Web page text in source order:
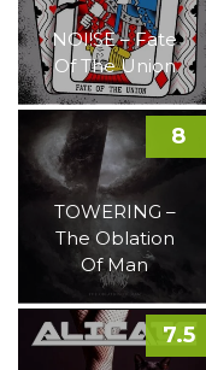
NOI!SE – Fate
Of The Union
TOWERING –
The Oblation
Of Man
8
7.5